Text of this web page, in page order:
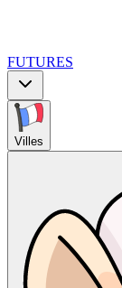
FUTURES
Villes